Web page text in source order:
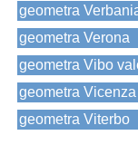
geometra
geometra Verona
geometra Vibo
geometra Vicenza
geometra Viterbo